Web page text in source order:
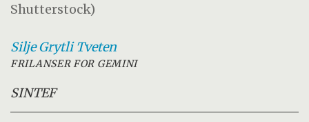
Shutterstock)
Silje Grytli Tveten
FRILANSER FOR GEMINI
SINTEF